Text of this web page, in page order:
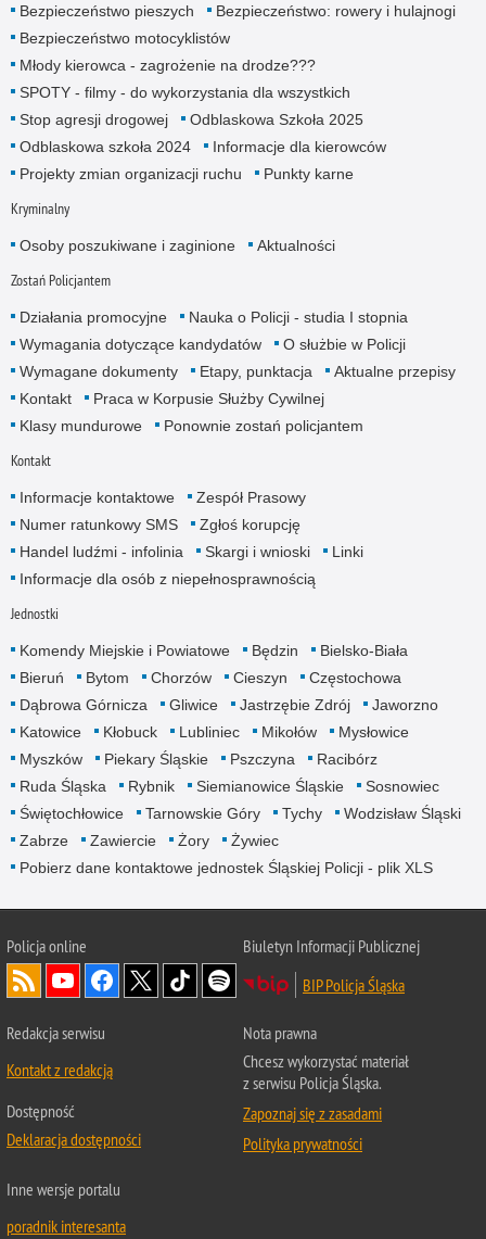
Bezpieczeństwo pieszych
Bezpieczeństwo: rowery i hulajnogi
Bezpieczeństwo motocyklistów
Młody kierowca - zagrożenie na drodze???
SPOTY - filmy - do wykorzystania dla wszystkich
Stop agresji drogowej
Odblaskowa Szkoła 2025
Odblaskowa szkoła 2024
Informacje dla kierowców
Projekty zmian organizacji ruchu
Punkty karne
Kryminalny
Osoby poszukiwane i zaginione Aktualności
Zostań Policjantem
Działania promocyjne
Nauka o Policji - studia I stopnia
Wymagania dotyczące kandydatów
O służbie w Policji
Wymagane dokumenty
Etapy, punktacja
Aktualne przepisy
Kontakt
Praca w Korpusie Służby Cywilnej
Klasy mundurowe
Ponownie zostań policjantem
Kontakt
Informacje kontaktowe
Zespół Prasowy
Numer ratunkowy SMS
Zgłoś korupcję
Handel ludźmi - infolinia
Skargi i wnioski
Linki
Informacje dla osób z niepełnosprawnością
Jednostki
Komendy Miejskie i Powiatowe Będzin
Bielsko-Biała
Bieruń
Bytom Chorzów Cieszyn
Częstochowa
Dąbrowa Górnicza
Gliwice Jastrzębie Zdrój
Jaworzno
Katowice
Kłobuck Lubliniec Mikołów
Mysłowice
Myszków
Piekary Śląskie Pszczyna
Racibórz
Ruda Śląska
Rybnik Siemianowice Śląskie
Sosnowiec
Świętochłowice
Tarnowskie Góry Tychy
Wodzisław Śląski
Zabrze
Zawiercie Żory
Żywiec
Pobierz dane kontaktowe jednostek Śląskiej Policji - plik XLS
Policja online
Biuletyn Informacji Publicznej
BIP Policja Śląska
Redakcja serwisu
Kontakt z redakcją
Dostępność
Deklaracja dostępności
Nota prawna
Chcesz wykorzystać materiał
z serwisu Policja Śląska.
Zapoznaj się z zasadami
Polityka prywatności
Inne wersje portalu
poradnik interesanta